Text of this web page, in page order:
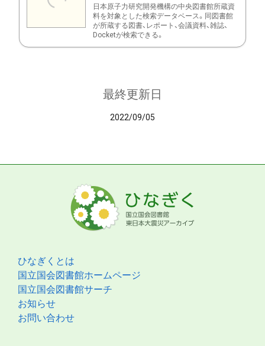
日本原子力研究開発機構の中央図書館所蔵資
料を対象とした検索データベース。同図書館
が所蔵する図書、レポート、会議資料、雑誌、
Docketが検索できる。
最終更新日
2022/09/05
ひなぎくとは
国立国会図書館ホームページ
国立国会図書館サーチ
お知らせ
お問い合わせ